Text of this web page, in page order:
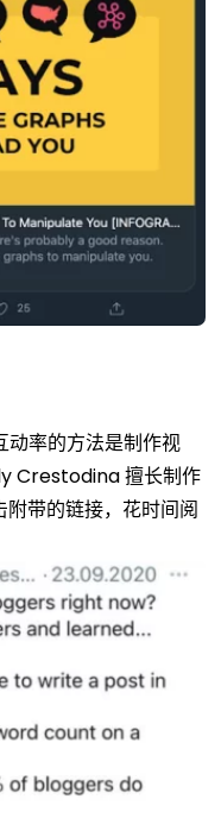
率的方法是制作视
Crestodina 擅长制作
带的链接，花时间阅